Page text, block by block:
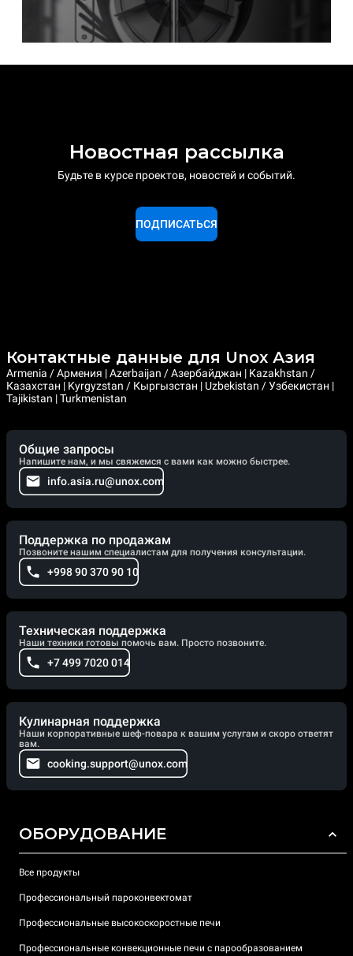
Новостная рассылка
Будьте в курсе проектов, новостей и событий.
ПОДПИСАТЬСЯ
Контактные данные для Unox Азия
Armenia / Армения | Azerbaijan / Азербайджан | Kazakhstan /
Казахстан | Kyrgyzstan / Кыргызстан | Uzbekistan / Узбекистан |
Tajikistan | Turkmenistan
Общие запросы
Напишите нам, и мы свяжемся с вами как можно быстрее.
info.asia.ru@unox.com
Поддержка по продажам
Позвоните нашим специалистам для получения консультации.
+998 90 370 90 10
Техническая поддержка
Наши техники готовы помочь вам. Просто позвоните.
+7 499 7020 014
Кулинарная поддержка
Наши корпоративные шеф-повара к вашим услугам и скоро ответят
вам.
cooking.support@unox.com
ОБОРУДОВАНИЕ
Все продукты
Профессиональный пароконвектомат
Профессиональные высокоскоростные печи
Профессиональные конвекционные печи с парообразованием